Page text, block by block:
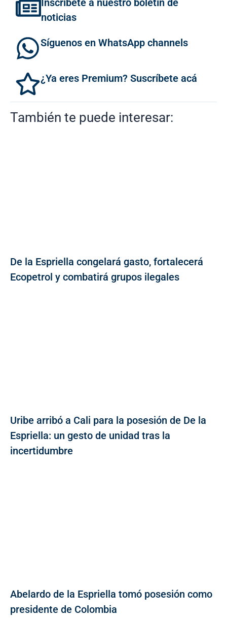
noticias
Síguenos en WhatsApp channels
¿Ya eres Premium? Suscríbete acá
También te puede interesar:
De la Espriella congelará gasto, fortalecerá
Ecopetrol y combatirá grupos ilegales
Uribe arribó a Cali para la posesión de De la
Espriella: un gesto de unidad tras la
incertidumbre
Abelardo de la Espriella tomó posesión como
presidente de Colombia